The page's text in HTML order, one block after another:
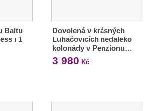
Baltu
i 1
Dovolená v krásných
Luhačovicích nedaleko
kolonády v Penzionu…
3 980 Kč